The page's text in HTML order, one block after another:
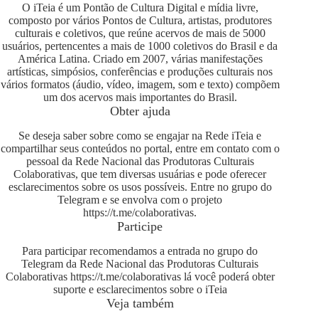
O iTeia é um Pontão de Cultura Digital e mídia livre,
composto por vários Pontos de Cultura, artistas, produtores
culturais e coletivos, que reúne acervos de mais de 5000
usuários, pertencentes a mais de 1000 coletivos do Brasil e da
América Latina. Criado em 2007, várias manifestações
artísticas, simpósios, conferências e produções culturais nos
vários formatos (áudio, vídeo, imagem, som e texto) compõem
um dos acervos mais importantes do Brasil.
Obter ajuda
Se deseja saber sobre como se engajar na Rede iTeia e
compartilhar seus conteúdos no portal, entre em contato com o
pessoal da Rede Nacional das Produtoras Culturais
Colaborativas, que tem diversas usuárias e pode oferecer
esclarecimentos sobre os usos possíveis. Entre no grupo do
Telegram e se envolva com o projeto
https://t.me/colaborativas.
Participe
Para participar recomendamos a entrada no grupo do
Telegram da Rede Nacional das Produtoras Culturais
Colaborativas https://t.me/colaborativaslá você poderá obter
suporte e esclarecimentos sobre o iTeia
Veja também